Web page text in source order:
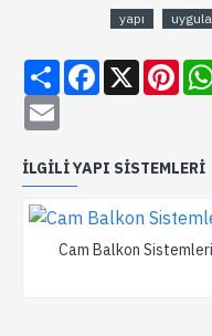
yapı
ShareFacebook
X
İLGILI YAPI SISTEMLERI
Cam Balkon Sistemleri